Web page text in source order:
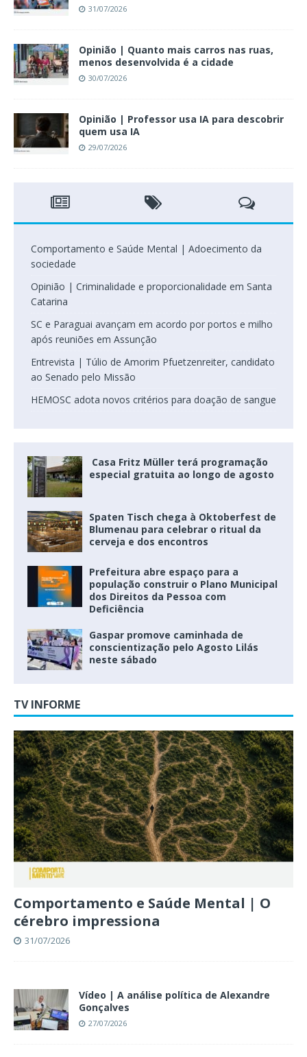
31/07/2026
Opinião | Quanto mais carros nas ruas,
menos desenvolvida é a cidade
30/07/2026
Opinião | Professor usa IA para descobrir
quem usa IA
29/07/2026
Comportamento e Saúde Mental | Adoecimento da
sociedade
Opinião | Criminalidade e proporcionalidade em Santa
Catarina
SC e Paraguai avançam em acordo por portos e milho
após reuniões em Assunção
Entrevista | Túlio de Amorim Pfuetzenreiter, candidato
ao Senado pelo Missão
HEMOSC adota novos critérios para doação de sangue
Casa Fritz Müller terá programação
especial gratuita ao longo de agosto
Spaten Tisch chega à Oktoberfest de
Blumenau para celebrar o ritual da
cerveja e dos encontros
Prefeitura abre espaço para a
população construir o Plano Municipal
dos Direitos da Pessoa com
Deficiência
Gaspar promove caminhada de
conscientização pelo Agosto Lilás
neste sábado
TV INFORME
Comportamento e Saúde Mental | O
cérebro impressiona
31/07/2026
Vídeo | A análise política de Alexandre
Gonçalves
27/07/2026